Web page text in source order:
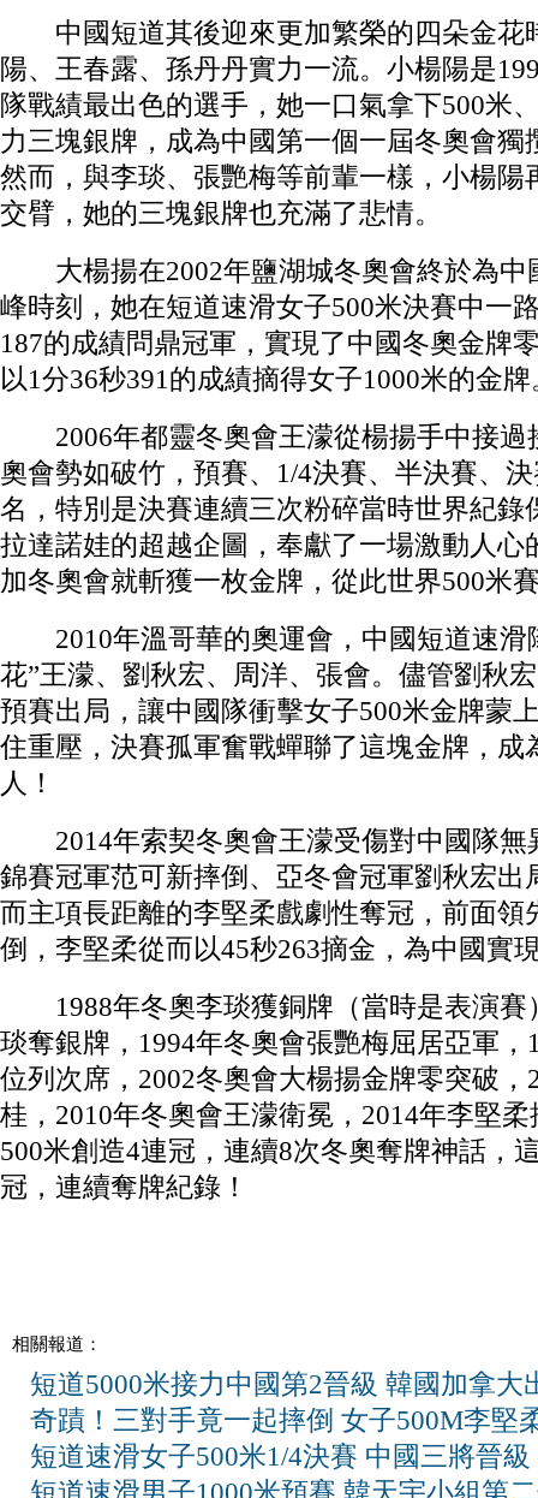
中國短道其後迎來更加繁榮的四朵金花
陽、王春露、孫丹丹實力一流。小楊陽是
隊戰績最出色的選手，她一口氣拿下500米
力三塊銀牌，成為中國第一個一屆冬奧會獨
然而，與李琰、張艷梅等前輩一樣，小楊陽
交臂，她的三塊銀牌也充滿了悲情。
大楊揚在2002年鹽湖城冬奧會終於為中
峰時刻，她在短道速滑女子500米決賽中一
187的成績問鼎冠軍，實現了中國冬奧金牌
以1分36秒391的成績摘得女子1000米的金牌
2006年都靈冬奧會王濛從楊揚手中接過
奧會勢如破竹，預賽、1/4決賽、半決賽、
名，特別是決賽連續三次粉碎當時世界紀錄
拉達諾娃的超越企圖，奉獻了一場激動人心
加冬奧會就斬獲一枚金牌，從此世界500米
2010年溫哥華的奧運會，中國短道速滑
花”王濛、劉秋宏、周洋、張會。儘管劉秋
預賽出局，讓中國隊衝擊女子500米金牌蒙
住重壓，決賽孤軍奮戰蟬聯了這塊金牌，成
人！
2014年索契冬奧會王濛受傷對中國隊無
錦賽冠軍范可新摔倒、亞冬會冠軍劉秋宏出
而主項長距離的李堅柔戲劇性奪冠，前面領
倒，李堅柔從而以45秒263摘金，為中國實
1988年冬奧李琰獲銅牌（當時是表演賽
琰奪銀牌，1994年冬奧會張艷梅屈居亞軍，
位列次席，2002冬奧會大楊揚金牌零突破，
桂，2010年冬奧會王濛衛冕，2014年李堅
500米創造4連冠，連續8次冬奧奪牌神話，
冠，連續奪牌紀錄！
相關報道：
短道5000米接力中國第2晉級 韓國加拿大
奇蹟！三對手竟一起摔倒 女子500M李堅
短道速滑女子500米1/4決賽 中國三將晉級